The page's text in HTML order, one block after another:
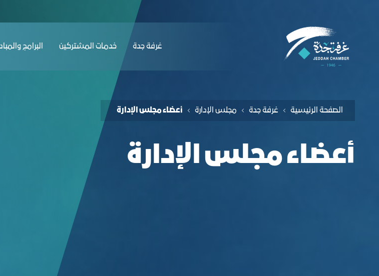
ﻏﺮﻓﺔ ﺟﺪة ﺧﺪﻣﺎت المشتركين البرامج
الصفحة الرئيسية ﻏﺮﻓﺔ ﺟﺪة مجلس الإدارة أعضاء مجلس الإدارة
أعضاء مجلس الإدارة